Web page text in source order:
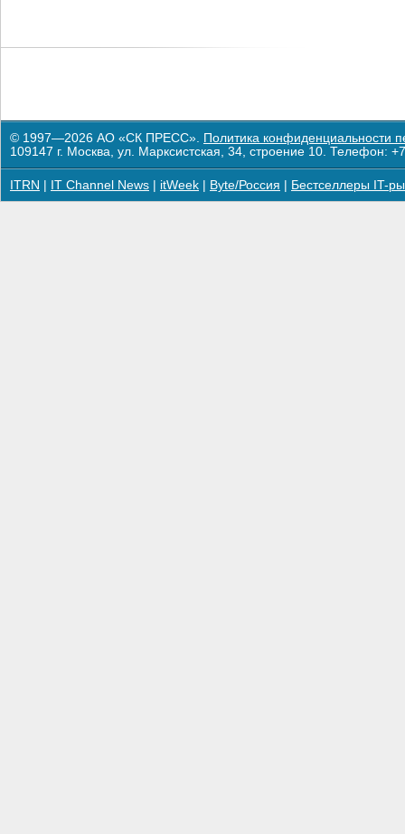
© 1997—2026 АО «СК ПРЕСС». Политика конфиденциальности
109147 г. Москва, ул. Марксистская, 34, строение 10. Телефон:
ITRN IT Channel News itWeek Byte/Россия Бестселлеры IT-